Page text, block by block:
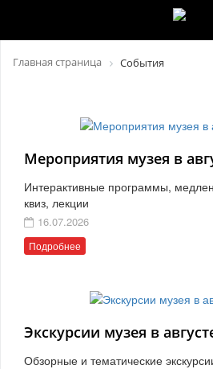
Главная страница События
Мероприятия музея в
Интерактивные программы,
квиз, лекции
16.07.2026
Подробнее
Экскурсии музея в
Обзорные и тематические